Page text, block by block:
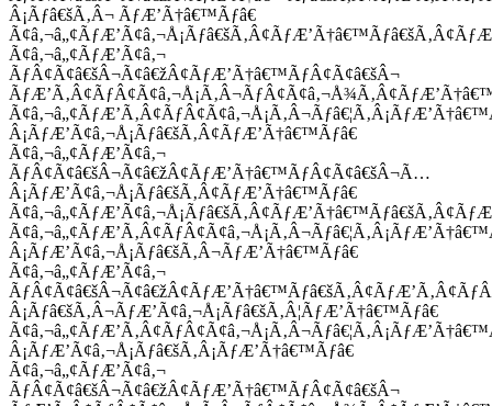
Â¡Ãƒâ€šÃ‚Â¬ ÃƒÆ’Ã†â€™Ãƒâ€
Ã¢â‚¬â„¢ÃƒÆ’Ã¢â‚¬
ÃƒÂ¢Ã¢â€šÂ¬Ã¢â€žÂ¢ÃƒÆ’Ã†â€™ÃƒÂ¢Ã¢â€šÂ¬
Â¡ÃƒÆ’Ã¢â‚¬Å¡Ãƒâ€šÃ‚Â¢ÃƒÆ’Ã†â€™Ãƒâ€
Ã¢â‚¬â„¢ÃƒÆ’Ã¢â‚¬
ÃƒÂ¢Ã¢â€šÂ¬Ã¢â€žÂ¢ÃƒÆ’Ã†â€™ÃƒÂ¢Ã¢â€šÂ¬Ã…
Â¡ÃƒÆ’Ã¢â‚¬Å¡Ãƒâ€šÃ‚Â¢ÃƒÆ’Ã†â€™Ãƒâ€
Â¡ÃƒÆ’Ã¢â‚¬Å¡Ãƒâ€šÃ‚Â¬ÃƒÆ’Ã†â€™Ãƒâ€
Ã¢â‚¬â„¢ÃƒÆ’Ã¢â‚¬
Â¡Ãƒâ€šÃ‚Â¬ÃƒÆ’Ã¢â‚¬Å¡Ãƒâ€šÃ‚Â¦ÃƒÆ’Ã†â€™Ãƒâ€
Â¡ÃƒÆ’Ã¢â‚¬Å¡Ãƒâ€šÃ‚Â¡ÃƒÆ’Ã†â€™Ãƒâ€
Ã¢â‚¬â„¢ÃƒÆ’Ã¢â‚¬
ÃƒÂ¢Ã¢â€šÂ¬Ã¢â€žÂ¢ÃƒÆ’Ã†â€™ÃƒÂ¢Ã¢â€šÂ¬